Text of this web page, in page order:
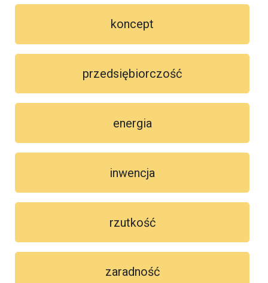
koncept
przedsiębiorczość
energia
inwencja
rzutkość
zaradność